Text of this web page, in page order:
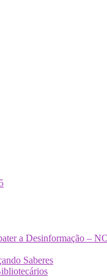
a Desinformação –
Saberes